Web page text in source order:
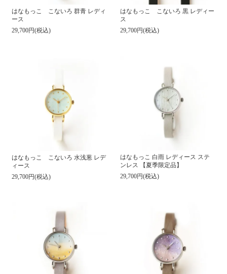
はなもっこ こないろ 群青 レディ
ース
29,700円(税込)
はなもっこ こないろ 黒 レディー
ス
29,700円(税込)
はなもっこ こないろ 水浅葱 レデ
ィース
29,700円(税込)
はなもっこ 白雨 レディース ステ
ンレス 【夏季限定品】
29,700円(税込)